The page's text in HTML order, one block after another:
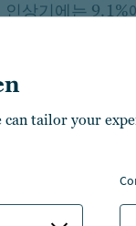
tailor your
상기에는
물 금리가 안정
기회는 뚜렷하
. 회복세의 배경
지수 편입 기